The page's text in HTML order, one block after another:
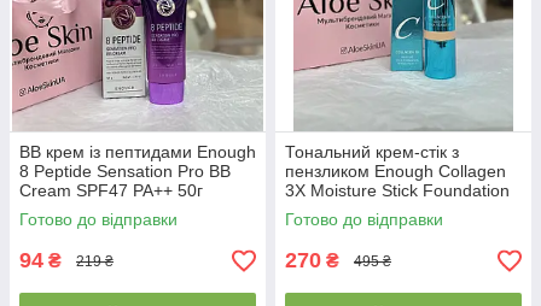
BB крем із пептидами Enough
8 Peptide Sensation Pro BB
Cream SPF47 PA++ 50г
EXP2026/07/24
Готово до відправки
94 ₴ 219 ₴
Тональний крем-стік з
пензликом Enough Collagen
3X Moisture Stick Foundation
SPF50 + PA++++ #13 Light
Beige 14г
Готово до відправки
270 ₴ 495 ₴